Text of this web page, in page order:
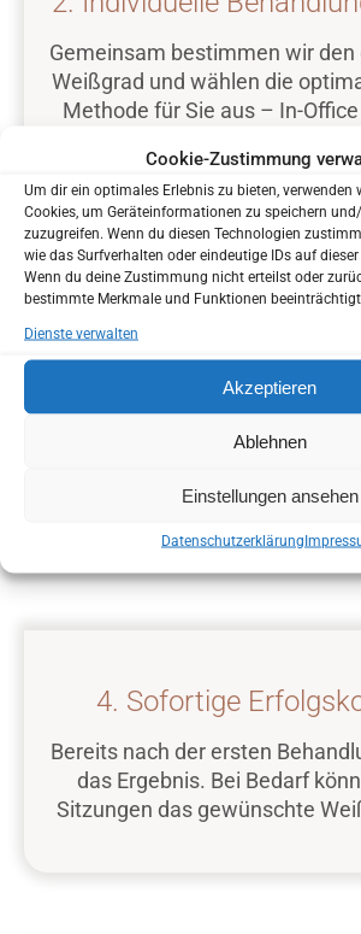
Cookie-Zustimmung
Um dir ein optimales Erlebnis zu bieten, verwenden
Cookies, um Geräteinformationen zu speichern
zuzugreifen. Wenn du diesen Technologien
wie das Surfverhalten oder eindeutige IDs auf
Wenn du deine Zustimmung nicht erteilst oder
bestimmte Merkmale und Funktionen
Dienste verwalten
Akzeptieren
Ablehnen
Einstellungen ansehen
Datenschutzerklärung
Gemeinsam bestimmen wir
Weißgrad und wählen die
Methode für Sie aus – In-
3. Professionelle
Das Zahnfleisch wird sorgfältig
das Bleaching-Gel aufgetragen
optimale Ergebnisse.
4. Sofortige
Bereits nach der ersten
das Ergebnis. Bei Bedarf
Sitzungen das gewünschte
SIND SIE NEUPATIENT?
Sie können uns helfen Sie besser
bevor Sie zu uns in die Praxis
Sie haben die Möglichkeit Ihren
Hause in Ruhe auszufüllen.
So können wir schon bei Ihrem ersten
individuellen Wünsche und
Anamnesebogen